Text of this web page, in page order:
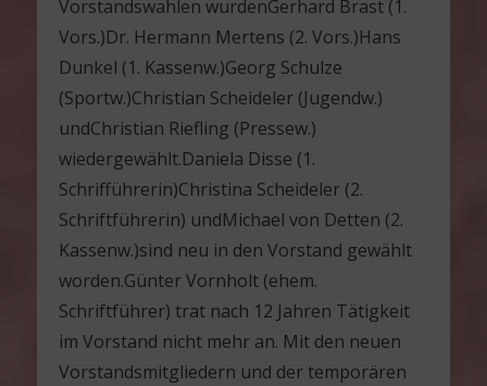
Vorstandswahlen wurdenGerhard Brast (1.
Vors.)Dr. Hermann Mertens (2. Vors.)Hans
Dunkel (1. Kassenw.)Georg Schulze
(Sportw.)Christian Scheideler (Jugendw.)
undChristian Riefling (Pressew.)
wiedergewählt.Daniela Disse (1.
Schrifführerin)Christina Scheideler (2.
Schriftführerin) undMichael von Detten (2.
Kassenw.)sind neu in den Vorstand gewählt
worden.Günter Vornholt (ehem.
Schriftführer) trat nach 12 Jahren Tätigkeit
im Vorstand nicht mehr an. Mit den neuen
Vorstandsmitgliedern und der temporären